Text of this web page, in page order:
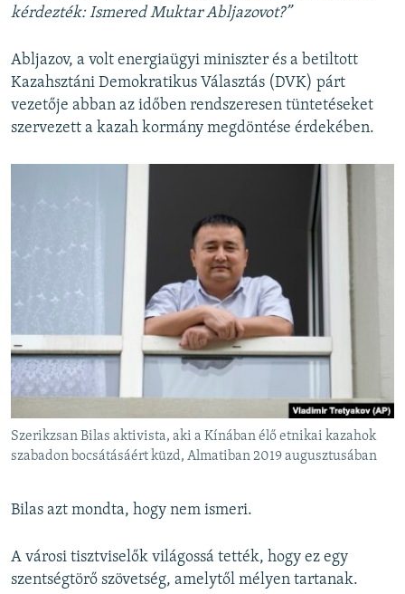
kérdezték: Ismered Muktar Abljazovot?”
Abljazov, a volt energiaügyi miniszter és a betiltott
Kazahsztáni Demokratikus Választás (DVK) párt
vezetője abban az időben rendszeresen tüntetéseket
szervezett a kazah kormány megdöntése érdekében.
Szerikzsan Bilas aktivista, aki a Kínában élő etnikai kazahok
szabadon bocsátásáért küzd, Almatiban 2019 augusztusában
Bilas azt mondta, hogy nem ismeri.
A városi tisztviselők világossá tették, hogy ez egy
szentségtörő szövetség, amelytől mélyen tartanak.